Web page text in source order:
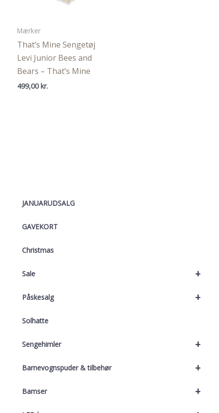
JANUARUDSALG
GAVEKORT
Christmas
+
Sale
+
Påskesalg
Solhatte
+
Sengehimler
+
Barnevognspuder & tilbehør
+
Bamser
Mærker
That’s Mine Sengetøj
Levi Junior Bees and
Bears – That’s Mine
499,00kr.